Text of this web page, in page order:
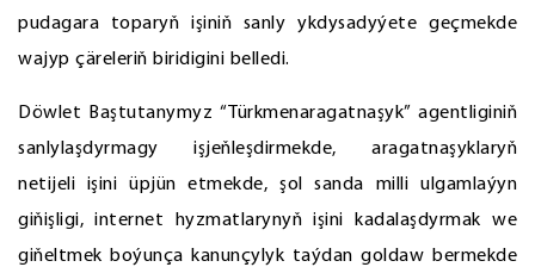
pudagara toparyň işiniň sanly ykdysadyýete geçmekde
wajyp çäreleriň biridigini belledi.
Döwlet Baştutanymyz “Türkmenaragatnaşyk” agentliginiň
sanlylaşdyrmagy işjeňleşdirmekde, aragatnaşyklaryň
netijeli işini üpjün etmekde, şol sanda milli ulgamlaýyn
giňişligi, internet hyzmatlarynyň işini kadalaşdyrmak we
giňeltmek boýunça kanunçylyk taýdan goldaw bermekde